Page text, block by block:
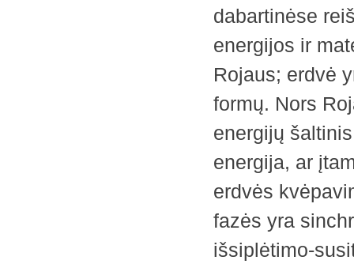
dabartinėse
energijos ir
Rojaus; erdvė
formų. Nors
energijų
energija, ar
erdvės
fazės yra
išsiplėtimo-